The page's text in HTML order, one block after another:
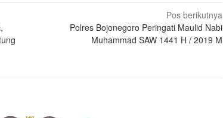
Pos berikutnya
Polres Bojonegoro Peringati Maulid Nabi
Muhammad SAW 1441 H / 2019 M